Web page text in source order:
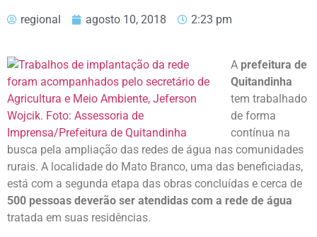
regional agosto 10, 2018 2:23 pm
A prefeitura de
Quitandinha
tem trabalhado
de forma
contínua na
busca pela ampliação das redes de água nas comunidades
rurais. A localidade do Mato Branco, uma das beneficiadas,
está com a segunda etapa das obras concluídas e cerca de
500 pessoas deverão ser atendidas com a rede de água
tratada em suas residências.